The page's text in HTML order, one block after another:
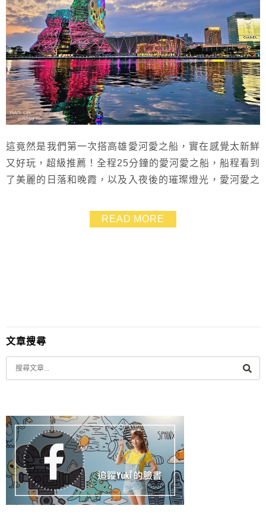
這竟然是我們第一次搭高雄愛河愛之船，實在感覺太新鮮
又好玩，超級推薦！全程25分鐘的愛河愛之船，船程看到
了美麗的日落和晚霞，以及入夜後的璀璨燈光，愛河愛之
的知名景點，並且有詳細又生動有趣的導覽，能清楚地看
到兩岸的風景～如果還沒搭過愛河愛之船，還蠻推薦可以
READ MORE
文章搜尋